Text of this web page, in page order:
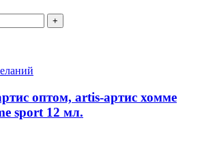
оптом, artis-артис хомме
sport 12 мл.